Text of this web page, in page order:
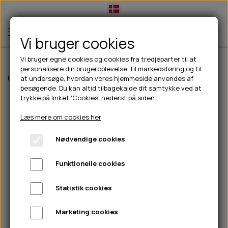
TIL HUND
💧FODER- VANDSKÅLE
CHICOPEE
GODBIDSTASKE
HALSBÅND
🦴 GODBIDDER & SNACKS
🍖 SMAGSVARIANTER
🎾 LEGETØJ
TÆNDER, ØRE, ØJE, POTER & NÆSE
🐾 UDSTYR & KOMFORT
TIL HUNDEEJER
DRIKKEFLASKER/TERMOFLASKER
HUER OG VANTER
PINEWOOD SALES
TIL KAT
TILBUD
NYHEDER
ABONNEMENT
Forside Til hunde Slik- & snusemåtter Eat Slow Live Longer Lick
Vi bruger cookies
Vi bruger egne cookies og cookies fra tredjeparter til at
personalisere din brugeroplevelse, til markedsføring og til
at undersøge, hvordan vores hjemmeside anvendes af
besøgende. Du kan altid tilbagekalde dit samtykke ved at
trykke på linket 'Cookies' nederst på siden.
Læs mere om cookies her
Nødvendige cookies
Funktionelle cookies
Statistik cookies
Marketing cookies